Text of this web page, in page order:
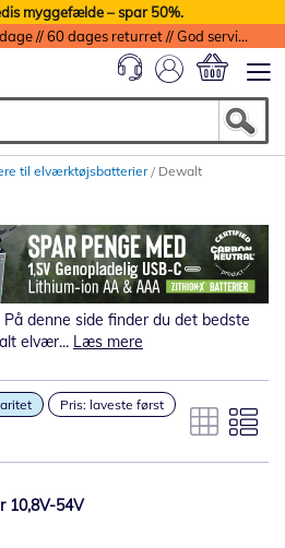
myggefælde – spar 50%.
Billig fragt // Levering 1-2 dage // 60 dages returret // God service med garanti
til elværktøjsbatterier Dewalt
denne side finder du det bedste
elvær... Læs mere
Pris: laveste først
10,8V-54V